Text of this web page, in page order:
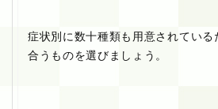
症状別に数十種類も用意されている
合うものを選びましょう。